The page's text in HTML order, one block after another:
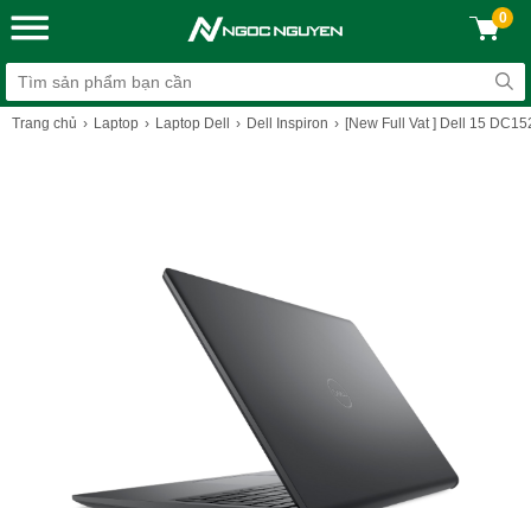
0
Trang chủ Laptop Laptop Dell Dell Inspiron [New Full Vat ] Dell 15